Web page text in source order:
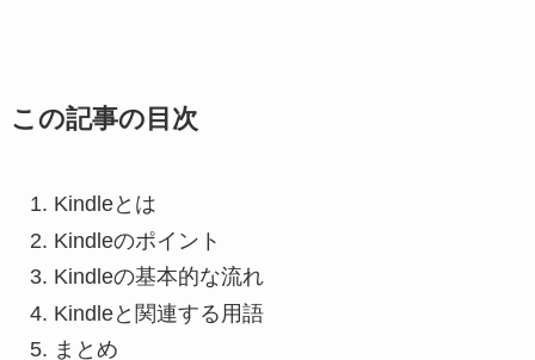
この記事の目次
Kindleとは
Kindleのポイント
Kindleの基本的な流れ
Kindleと関連する用語
まとめ